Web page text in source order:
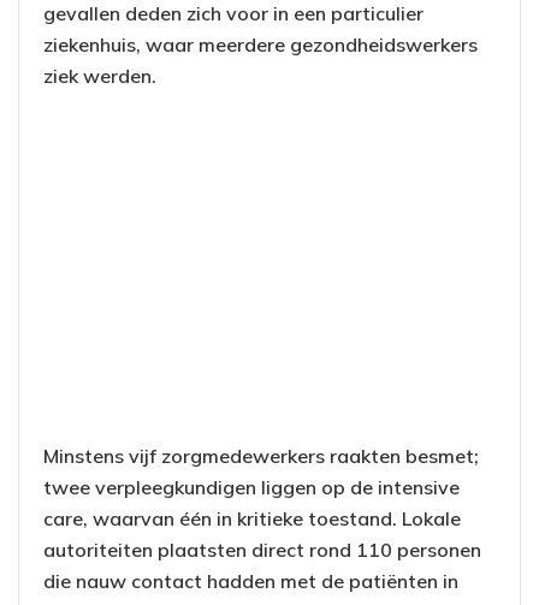
gevallen deden zich voor in een particulier
ziekenhuis, waar meerdere gezondheidswerkers
ziek werden.
Minstens vijf zorgmedewerkers raakten besmet;
twee verpleegkundigen liggen op de intensive
care, waarvan één in kritieke toestand. Lokale
autoriteiten plaatsten direct rond 110 personen
die nauw contact hadden met de patiënten in